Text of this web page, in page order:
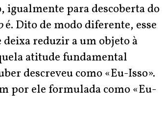
igualmente para descoberta do
é. Dito de modo diferente, esse
deixa reduzir a um objeto à
atitude fundamental
descreveu como «Eu-Isso».
por ele formulada como «Eu-